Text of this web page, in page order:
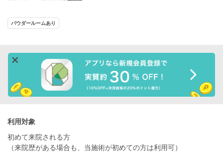
パウダールームあり
利用対象
初めて来院される方
（来院歴がある場合も、当施術が初めての方は利用可）